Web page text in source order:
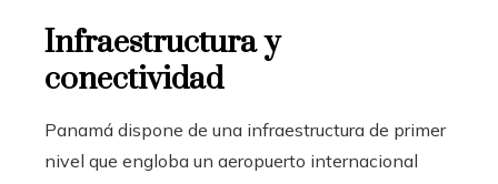
Infraestructura y
conectividad
Panamá dispone de una infraestructura de primer
nivel que engloba un aeropuerto internacional